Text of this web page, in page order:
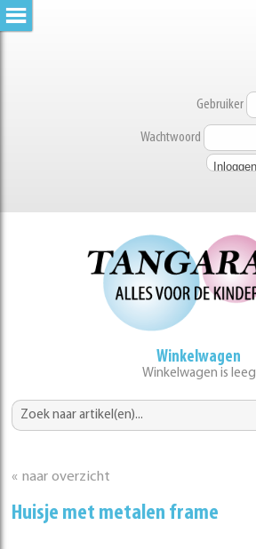
Gebruiker
Wachtwoord
Winkelwagen
Winkelwagen is leeg
« naar overzicht
Huisje met metalen frame